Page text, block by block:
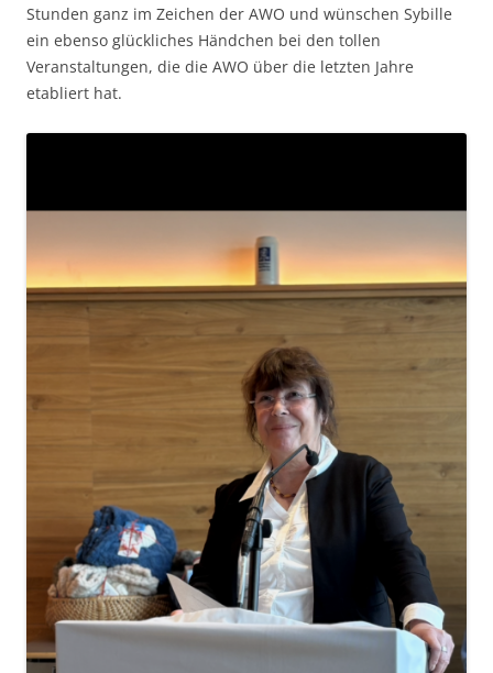
Stunden ganz im Zeichen der AWO und wünschen Sybille
ein ebenso glückliches Händchen bei den tollen
Veranstaltungen, die die AWO über die letzten Jahre
etabliert hat.